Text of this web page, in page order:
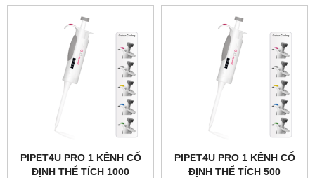
PIPET4U PRO 1 KÊNH CỐ
ĐỊNH THỂ TÍCH 1000
PIPET4U PRO 1 KÊNH CỐ
ĐỊNH THỂ TÍCH 500